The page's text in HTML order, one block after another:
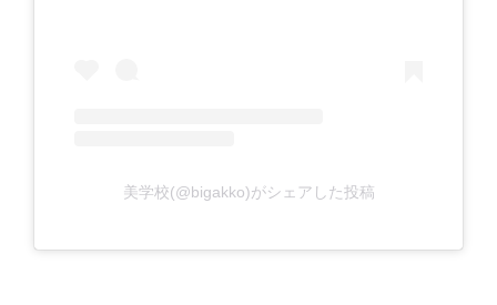
美学校(@bigakko)がシェアした投稿